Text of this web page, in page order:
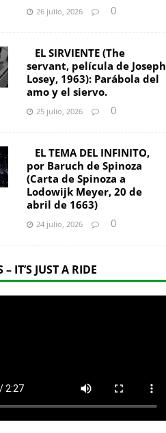
26 julio, 2026 0
EL SIRVIENTE (The
servant, película de Joseph
Losey, 1963): Parábola del
amo y el siervo.
25 julio, 2026 0
EL TEMA DEL INFINITO,
por Baruch de Spinoza
(Carta de Spinoza a
Lodowijk Meyer, 20 de
abril de 1663)
24 julio, 2026 0
IT’S JUST A RIDE